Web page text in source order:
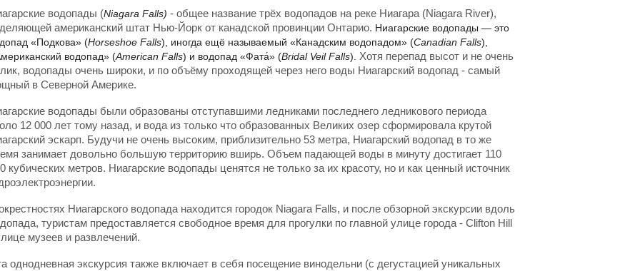
водопады (Niagara Falls) - общее название трёх водопадов на реке Ниагара (Niagara River),
американский штат Нью-Йорк от канадской провинции Онтарио. Ниагарские водопады — это
«Подкова» (Horseshoe Falls), иногда ещё называемый «Канадским водопадом» (Canadian Falls),
водопад» (American Falls) и водопад «Фата́» (Bridal Veil Falls).
Хотя перепад высот и не очень
водопады очень широки, и по объёму проходящей через него воды Ниагарский водопад - самый
в Северной Америке.
водопады были образованы отступавшими ледниками последнего ледникового периода
12 000 лет тому назад, и вода из только что образованных Великих озер сформировала крутой
эскарп. Будучи не очень высоким, приблизительно 53 метра, Ниагарский водопад в то же
занимает довольно большую территорию вширь. Объем падающей воды в минуту достигает 110
кубических метров. Ниагарские водопады ценятся не только за их красоту, но и как ценный источник
Ниагарского водопада находится городок Niagara Falls, и после обзорной экскурсии вдоль
туристам предоставляется свободное время для прогулки по главной улице города - Clifton Hill
музеев и развлечений.
однодневная экскурсия также включает в себя посещение винодельни (с дегустацией уникальных